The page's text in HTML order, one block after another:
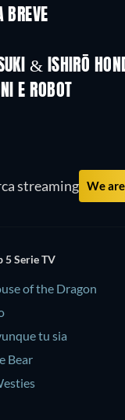
BREVE
Magical Mayhem
& ISHIRŌ
E ROBOT
streaming We
5 Serie TV
of the Dragon
tu sia
Bear